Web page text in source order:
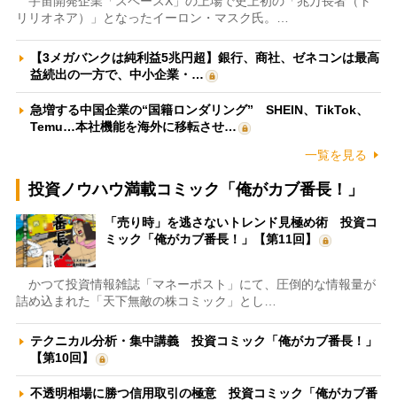
リリオネア）」となったイーロン・マスク氏。…
【3メガバンクは純利益5兆円超】銀行、商社、ゼネコンは最高
益続出の一方で、中小企業・…
急増する中国企業の“国籍ロンダリング” SHEIN、TikTok、
Temu…本社機能を海外に移転させ…
一覧を見る
投資ノウハウ満載コミック「俺がカブ番長！」
「売り時」を逃さないトレンド見極め術 投資コ
ミック「俺がカブ番長！」【第11回】
かつて投資情報雑誌「マネーポスト」にて、圧倒的な情報量が
詰め込まれた「天下無敵の株コミック」とし…
テクニカル分析・集中講義 投資コミック「俺がカブ番長！」
【第10回】
不透明相場に勝つ信用取引の極意 投資コミック「俺がカブ番